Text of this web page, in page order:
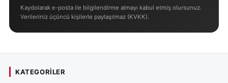
Kaydolarak e-posta ile bilgilendirme almayı kabul etmiş olursunuz.
Verileriniz üçüncü kişilerle paylaşılmaz (KVKK).
KATEGORILER